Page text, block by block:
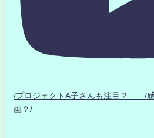
/プロジェクトA子さんも注目？ /感
画？/